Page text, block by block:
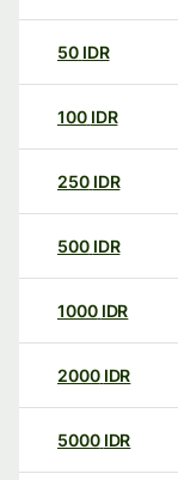
50 IDR
100 IDR
250 IDR
500 IDR
1000 IDR
2000 IDR
5000 IDR